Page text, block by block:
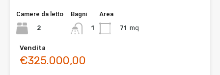
Camere da letto
2
Bagni
1
Area
71 mq
Vendita
€325.000,00